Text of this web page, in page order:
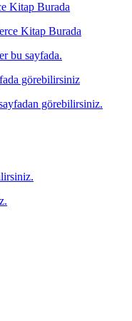
Kitap Burada
Kitap Burada
bu sayfada.
görebilirsiniz
görebilirsiniz.